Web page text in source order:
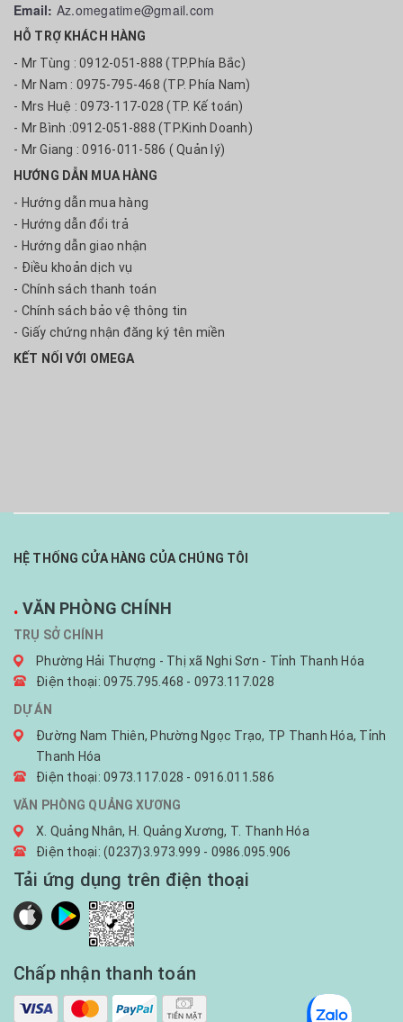
Email: Az.omegatime@gmail.com
HỖ TRỢ KHÁCH HÀNG
- Mr Tùng : 0912-051-888 (TP.Phía Bắc)
- Mr Nam : 0975-795-468 (TP. Phía Nam)
- Mrs Huệ : 0973-117-028 (TP. Kế toán)
- Mr Bình :0912-051-888 (TP.Kinh Doanh)
- Mr Giang : 0916-011-586 ( Quản lý)
HƯỚNG DẪN MUA HÀNG
- Hướng dẫn mua hàng
- Hướng dẫn đổi trả
- Hướng dẫn giao nhận
- Điều khoản dịch vụ
- Chính sách thanh toán
- Chính sách bảo vệ thông tin
- Giấy chứng nhận đăng ký tên miền
KẾT NỐI VỚI OMEGA
HỆ THỐNG CỬA HÀNG CỦA CHÚNG TÔI
. VĂN PHÒNG CHÍNH
TRỤ SỞ CHÍNH
Phường Hải Thượng - Thị xã Nghi Sơn - Tỉnh Thanh Hóa
Điện thoại: 0975.795.468 - 0973.117.028
DỰ ÁN
Đường Nam Thiên, Phường Ngọc Trạo, TP Thanh Hóa, Tỉnh
Thanh Hóa
Điện thoại: 0973.117.028 - 0916.011.586
VĂN PHÒNG QUẢNG XƯƠNG
X. Quảng Nhân, H. Quảng Xương, T. Thanh Hóa
Điện thoại: (0237)3.973.999 - 0986.095.906
Tải ứng dụng trên điện thoại
Chấp nhận thanh toán